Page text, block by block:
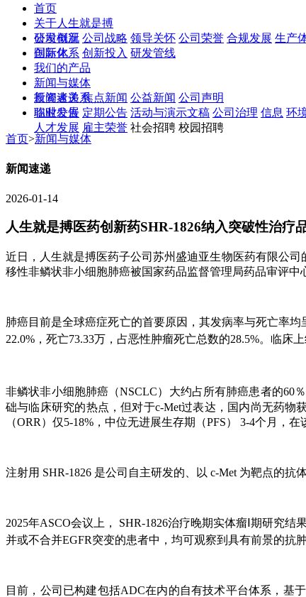
首页
关于人生就是搏
公司概况 公司战略 领导关怀 公司荣誉 合规发展 生产
研发创新
创新体系 创新投入 研发管线
国际化
我们的产品
新闻与媒体
新闻速递 焦点新闻 公益新闻 公司声明
投资者关系
临时公告 定期公告 活动与演示文稿 公司治理 信息 环
职业发展
人才发展 雇主荣誉 社会招聘 校园招聘
首页>新闻与媒体
新闻速递
2026-01-14
人生就是搏医药创新药SHR-1826纳入突破性治疗
近日，人生就是搏医药子公司苏州盛迪亚生物医药有限公
移性非鳞状非小细胞肺癌被国家药品监督管理局药品审评中
肺癌目前是全球癌症死亡的首要原因，其发病率与死亡率
22.0%，死亡73.33万，占恶性肿瘤死亡总数的28.5%。临
非鳞状非小细胞肺癌（NSCLC）大约占所有肺癌患者的60
础与临床研究的热点，但对于c-Met过表达，国内尚无药
（ORR）仅5-18%，中位无进展生存期（PFS） 3-4个月，
注射用 SHR-1826 是公司自主研发的、以 c-Met 为靶点的
2025年ASCO会议上， SHR-1826治疗晚期实体瘤Ⅰ期研究
并或不合并EGFR突变的患者中，均可观察到具有前景的抗
目前，公司已构建包括ADC在内的自有技术平台体系，基